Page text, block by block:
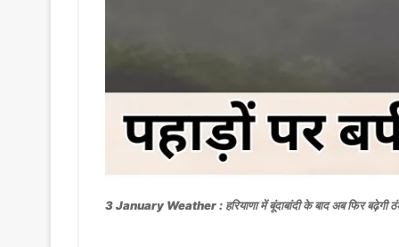
3 January Weather : हरियाणा में बूंदाबांदी के बाद अब फिर बढ़ेगी